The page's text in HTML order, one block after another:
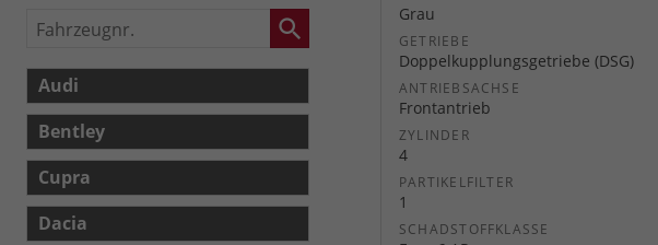
Grau
GETRIEBE
Doppelkupplungsgetriebe (DSG)
ANTRIEBSACHSE
Frontantrieb
ZYLINDER
4
PARTIKELFILTER
1
SCHADSTOFFKLASSE
Fahrzeugnr.
Audi
Bentley
Cupra
Dacia